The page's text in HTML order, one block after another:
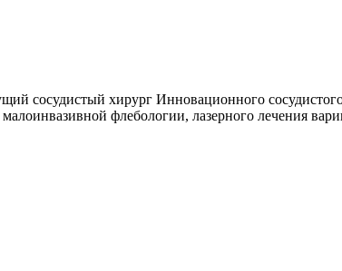
сосудистый хирург Инновационного
флебологии, лазерного лечения